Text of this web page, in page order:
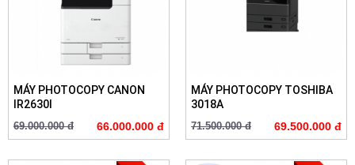
MÁY PHOTOCOPY CANON
IR2630I
69.000.000 đ 66.000.000 đ
MÁY PHOTOCOPY TOSHIBA
3018A
71.500.000 đ 69.500.000 đ